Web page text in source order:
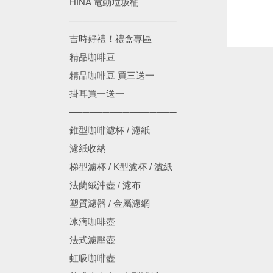
HINA 電動垃圾桶
────────────────
吉時好禮！禮盒專區
精品咖啡豆
精品咖啡豆 買三送一
掛耳買一送一
────────────────
錐型咖啡濾杯 / 濾紙
濾紙收納
梯型濾杯 / K型濾杯 / 濾紙
法蘭絨沖壺 / 濾布
塑質濾器 / 金屬濾網
冰滴咖啡壺
法式濾壓壺
虹吸咖啡壺